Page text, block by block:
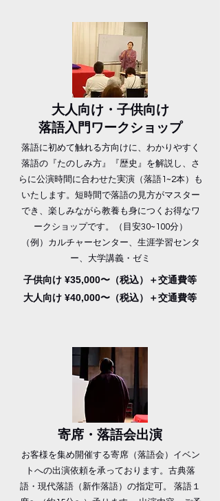
​大人向け・子供向け
落語入門ワークショップ
落語に初めて触れる方向けに、わかりやすく
落語の『たのしみ方』『歴史』を解説し、さ
らに公演時間に合わせた実演（落語1~2本）も
いたします。 短時間で落語の見方がマスター
でき、楽しみながら教養も身につくお得なワ
ークショップです。​（目安30~100分）
（例）カルチャーセンター、生涯学習センタ
ー、大学講義・ゼミ
子供向け ¥35,000〜（税込）＋交通費等
大人向け ¥40,000〜（税込）＋交通費等
​寄席・落語会出演
お客様を集め開催する寄席（落語会）イベン
トへの出演依頼を承っております。古典落
語・現代落語（新作落語）の指定可。 落語１